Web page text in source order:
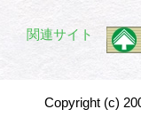
関連サイト
Copyright (c)